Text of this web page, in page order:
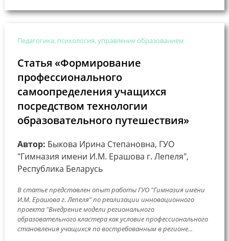
Педагогика, психология, управление образованием
Статья «Формирование
профессионального
самоопределения учащихся
посредством технологии
образовательного путешествия»
Автор: Быкова Ирина Степановна, ГУО
"Гимназия имени И.М. Ерашова г. Лепеля",
Республика Беларусь
В статье представлен опыт работы ГУО "Гимназия имени
И.М. Ерашова г. Лепеля" по реализации инновационного
проекта "Внедрение модели регионального
образовательного кластера как условие профессионального
становления учащихся по востребованным в регионе...